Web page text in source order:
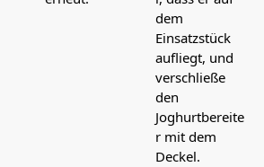
dem
Einsatzstück
aufliegt, und
verschließe
den
Joghurtbereite
r mit dem
Deckel.